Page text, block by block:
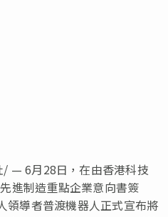
— 6月28日，在由香港科技
進制造重點企業意向書簽
領導者普渡機器人正式宣布將